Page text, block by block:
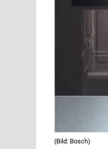
(Bild: Bosch)